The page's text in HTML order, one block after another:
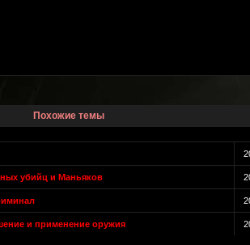
Похожие темы
убийц и Маньяков
и применение оружия